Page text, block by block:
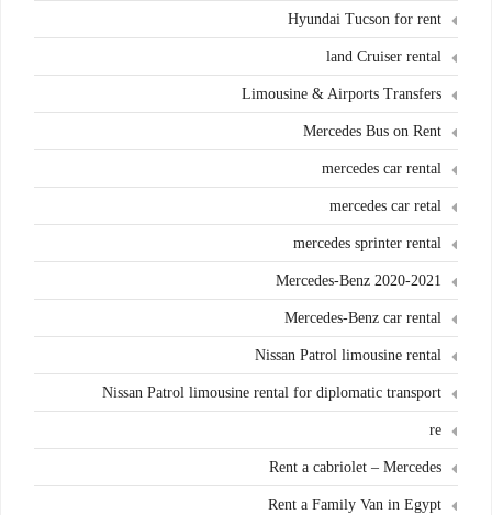
Hyundai Tucson for rent
land Cruiser rental
Limousine & Airports Transfers
Mercedes Bus on Rent
mercedes car rental
mercedes car retal
mercedes sprinter rental
Mercedes-Benz 2020-2021
Mercedes-Benz car rental
Nissan Patrol limousine rental
Nissan Patrol limousine rental for diplomatic transport
re
Rent a cabriolet – Mercedes
Rent a Family Van in Egypt